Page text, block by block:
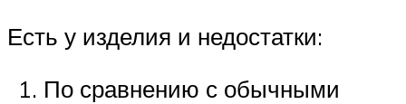
Есть у изделия и недостатки:
По сравнению с обычными